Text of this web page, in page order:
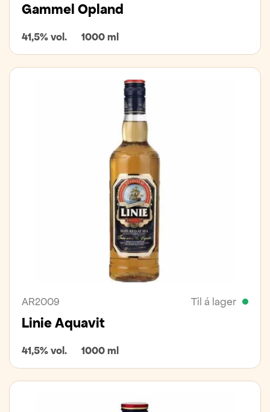
Gammel Opland
41,5% vol. 1000 ml
AR2009 Til á lager
Linie Aquavit
41,5% vol. 1000 ml